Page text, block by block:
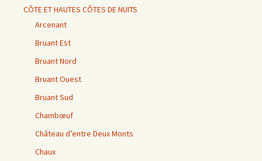
CÔTE ET HAUTES CÔTES DE NUITS
Arcenant
Bruant Est
Bruant Nord
Bruant Ouest
Bruant Sud
Chambœuf
Château d’entre Deux Monts
Chaux